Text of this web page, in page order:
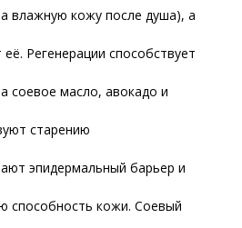
влажную кожу после душа), а
Регенерации способствует
соевое масло, авокадо и
старению
эпидермальный барьер и
способность кожи. Соевый